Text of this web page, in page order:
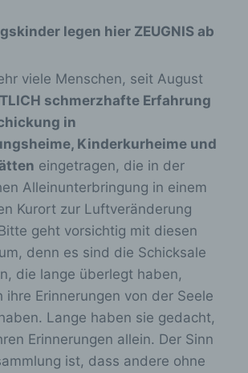
legen hier ZEUGNIS ab
viele Menschen, seit August
schmerzhafte Erfahrung
in
Kinderkurheime und
eingetragen, die in der
Alleinunterbringung in einem
Kurort zur Luftveränderung
geht vorsichtig mit diesen
denn es sind die Schicksale
die lange überlegt haben,
ihre Erinnerungen von der Seele
Lange haben sie gedacht,
Erinnerungen allein. Der Sinn
ist, dass andere ohne